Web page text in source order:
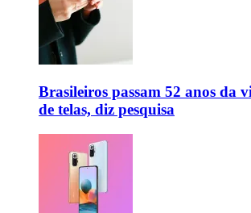
Brasileiros passam 52 anos da
de telas, diz pesquisa